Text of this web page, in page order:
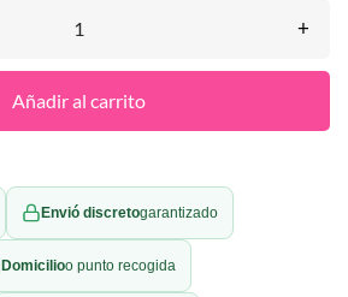
+
Añadir al carrito
Envió discretogarantizado
Domicilioo punto recogida